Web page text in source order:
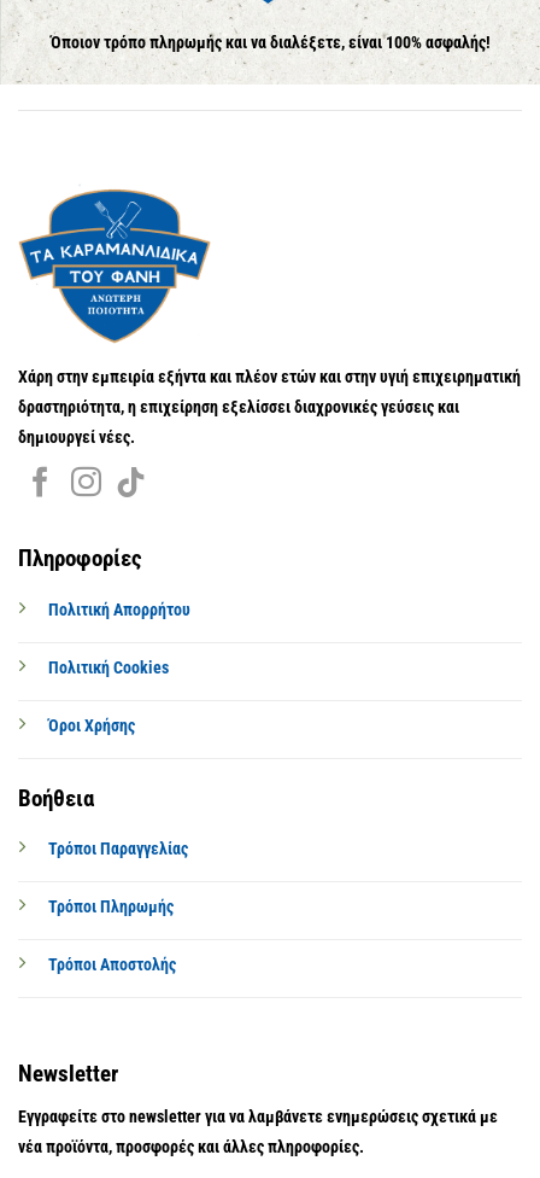
Όποιον τρόπο πληρωμής και να διαλέξετε, είναι 100% ασφαλής!
Χάρη στην εμπειρία εξήντα και πλέον ετών και στην υγιή επιχειρηματική
δραστηριότητα, η επιχείρηση εξελίσσει διαχρονικές γεύσεις και
δημιουργεί νέες.
Πληροφορίες
Πολιτική Απορρήτου
Πολιτική Cookies
Όροι Χρήσης
Βοήθεια
Τρόποι Παραγγελίας
Τρόποι Πληρωμής
Τρόποι Αποστολής
Newsletter
Εγγραφείτε στο newsletter για να λαμβάνετε ενημερώσεις σχετικά με
νέα προϊόντα, προσφορές και άλλες πληροφορίες.